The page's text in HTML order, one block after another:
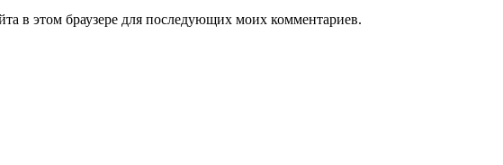
в этом браузере для последующих моих комментариев.